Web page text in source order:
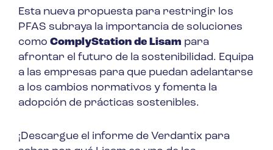
Esta nueva propuesta para restringir los
PFAS subraya la importancia de soluciones
como ComplyStation de Lisam para
afrontar el futuro de la sostenibilidad. Equipa
a las empresas para que puedan adelantarse
a los cambios normativos y fomenta la
adopción de prácticas sostenibles.
¡Descargue el informe de Verdantix para